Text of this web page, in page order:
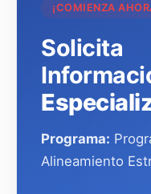
¡COMIENZA
Solicita
Programa:
Alineamiento